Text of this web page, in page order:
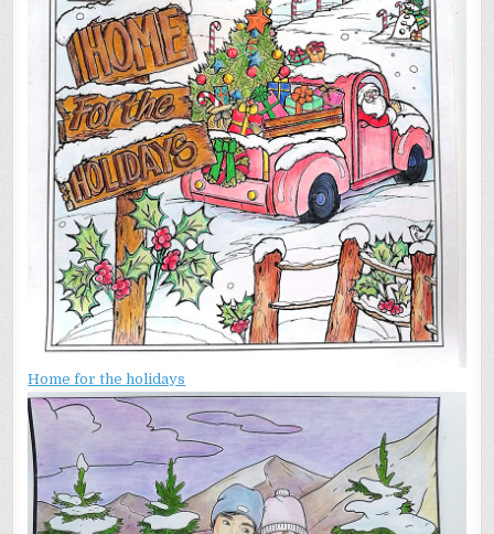
Home for the holidays